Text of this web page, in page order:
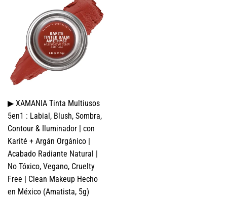
▶ XAMANIA Tinta Multiusos
5en1 : Labial, Blush, Sombra,
Contour & Iluminador | con
Karité + Argán Orgánico |
Acabado Radiante Natural |
No Tóxico, Vegano, Cruelty
Free | Clean Makeup Hecho
en México (Amatista, 5g)